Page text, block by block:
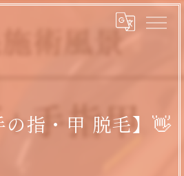
指・甲 脱毛】👋